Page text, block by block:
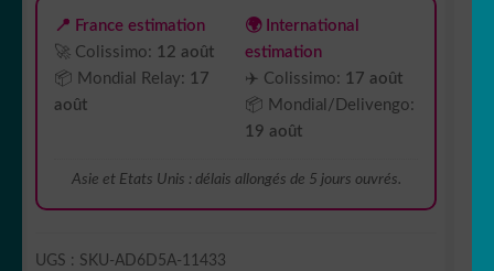
📍 France estimation
🚀 Colissimo: 12 août
📦 Mondial Relay: 17
août
🌍 International
estimation
✈️ Colissimo: 17 août
📦 Mondial/Delivengo:
19 août
Asie et Etats Unis : délais allongés de 5 jours ouvrés.
UGS : SKU-AD6D5A-11433